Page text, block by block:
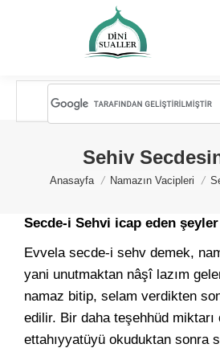
Sehiv
You are here:
Anasayfa Namazın Vacipleri
Secde-i Sehvi icap eden
Evvela secde-i sehv demek,
yani unutmaktan nâşî lazım
namaz bitip, selam verdikten
edilir. Bir daha teşehhüd miktarı
ettahıyyatüyü okuduktan sonra